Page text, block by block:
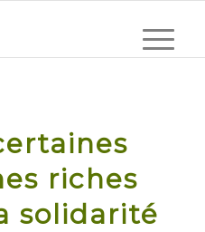
riches
solidarité